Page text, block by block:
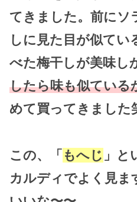
てきました。前にソ
しに見た目が似てい
べた梅干しが美味し
したら味も似ている
めて買ってきました
この、「 もへじ 」と
カルディでよく見ま